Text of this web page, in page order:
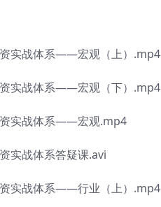
实战体系——宏观（上）.mp4
实战体系——宏观（下）.mp4
实战体系——宏观.mp4
实战体系答疑课.avi
实战体系——行业（上）.mp4